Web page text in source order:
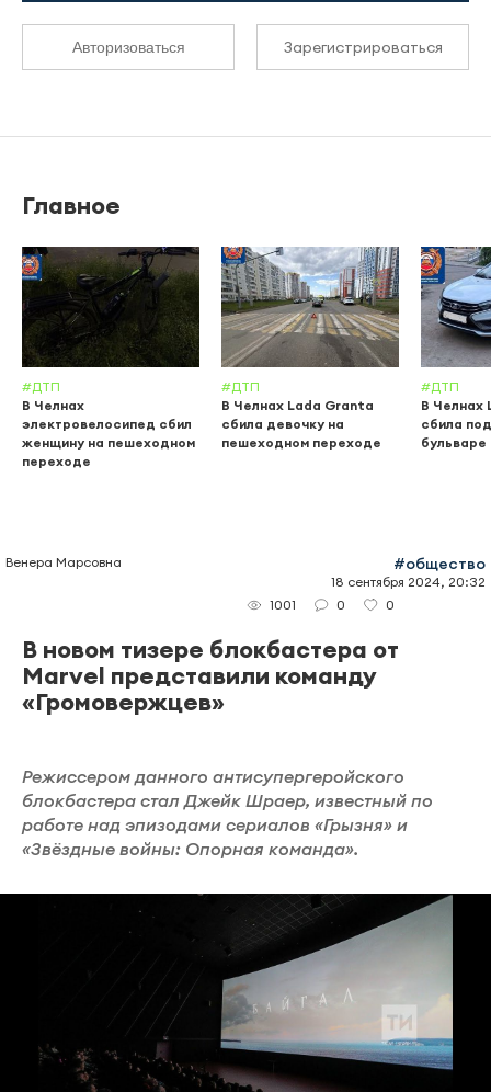
Авторизоваться Зарегистрироваться
Главное
#ДТП
В Челнах
электровелосипед сбил
женщину на пешеходном
переходе
#ДТП
В Челнах Lada Granta
сбила девочку на
пешеходном переходе
#ДТП
В Челнах
сбила
Венера Марсовна #общество
18 сентября 2024, 20:32
1001
0 0
В новом тизере блокбастера от
Marvel представили команду
«Громовержцев»
Режиссером данного антисупергеройского
блокбастера стал Джейк Шраер, известный по
работе над эпизодами сериалов «Грызня» и
«Звёздные войны: Опорная команда».